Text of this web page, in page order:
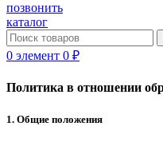
позвонить
каталог
0 элемент 0 ₽
Политика в отношении
1. Общие положения